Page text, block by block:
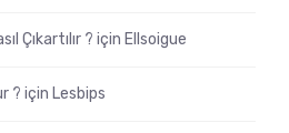
Çıkartılır ? için Ellsoigue
? için Lesbips